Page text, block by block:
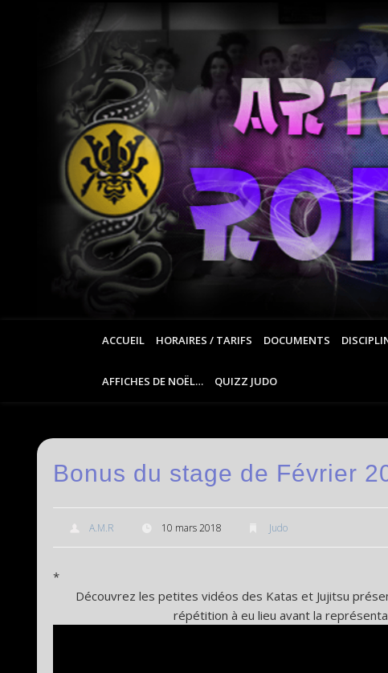
ACCUEIL HORAIRES / TARIFS DOCUMENTS
AFFICHES DE NOËL… QUIZZ JUDO
Bonus du stage de Février
A.M.R 10 mars 2018 Judo
*
Découvrez les petites vidéos des Katas et Jujitsu
répétition à eu lieu avant la